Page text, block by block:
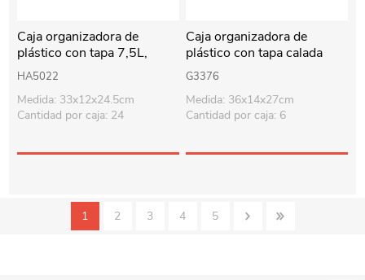
Caja organizadora de
plástico con tapa 7,5L,
transparente
HA5022
Medida: 33x12x24.5cm
Cantidad por caja: 24
Caja organizadora de
plástico con tapa calada
11L, BEIGE
G3376
Medida: 36x14x27cm
Cantidad por caja: 6
1 2 3 4 5